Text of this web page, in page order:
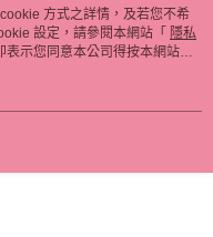
方式之詳情，及若您不希
設定，請參閱本網站「 隱私
表示您同意本公司得按本網站使